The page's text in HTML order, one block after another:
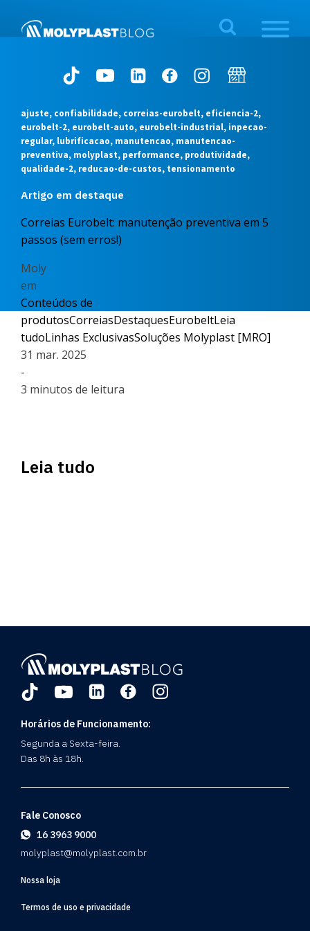
ajuste, confiabilidade, correias-eurobelt, eficiencia-2,
eurobelt-2, eurobelt-auto, eurobelt-industrial, inpecao-
regular, lubrificacao, manutencao, manutencao-
preventiva, molyplast, performance, produtividade,
qualidade-2, reducao-de-custos, tensionamento
Artigo em destaque
Correias Eurobelt: manutenção preventiva em 5
passos (sem erros!)
Moly
em
Conteúdos de
produtosCorreiasDestaquesEurobeltLeia
tudoLinhas ExclusivasSoluções Molyplast [MRO]
31 mar. 2025
-
3 minutos de leitura
Leia tudo
Horários de Funcionamento:
Segunda a Sexta-feira.
Das 8h às 18h.
Nossa loja
Termos de uso e privacidade
Fale Conosco
16 3963 9000
molyplast@molyplast.com.br